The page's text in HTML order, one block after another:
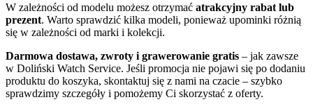
W zależności od modelu możesz otrzymać atrakcyjny rabat lub
prezent. Warto sprawdzić kilka modeli, ponieważ upominki różnią
się w zależności od marki i kolekcji.
Darmowa dostawa, zwroty i grawerowanie gratis – jak zawsze
w Doliński Watch Service. Jeśli promocja nie pojawi się po dodaniu
produktu do koszyka, skontaktuj się z nami na czacie – szybko
sprawdzimy szczegóły i pomożemy Ci skorzystać z oferty.